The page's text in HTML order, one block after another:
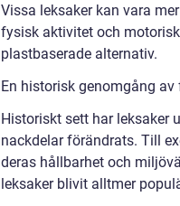
Vissa leksaker kan vara
fysisk aktivitet och
plastbaserade alternativ.
En historisk genomgång
Historiskt sett har leksaker
nackdelar förändrats. Till
deras hållbarhet och
leksaker blivit alltmer